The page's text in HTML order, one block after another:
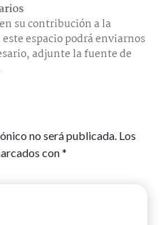
su contribución a la
espacio podrá enviarnos
adjunte la fuente de
no será publicada. Los
con*